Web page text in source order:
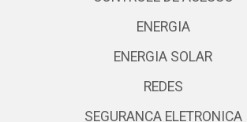
ENERGIA
ENERGIA SOLAR
REDES
SEGURANCA ELETRONICA